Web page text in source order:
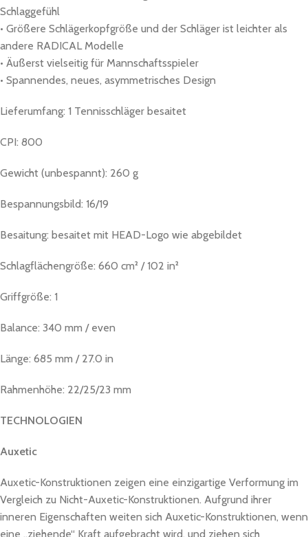
Schlaggefühl
• Größere Schlägerkopfgröße und der Schläger ist leichter als
andere RADICAL Modelle
• Äußerst vielseitig für Mannschaftsspieler
• Spannendes, neues, asymmetrisches Design
Lieferumfang: 1 Tennisschläger besaitet
CPI: 800
Gewicht (unbespannt): 260 g
Bespannungsbild: 16/19
Besaitung: besaitet mit HEAD-Logo wie abgebildet
Schlagflächengröße: 660 cm² / 102 in²
Griffgröße: 1
Balance: 340 mm / even
Länge: 685 mm / 27.0 in
Rahmenhöhe: 22/25/23 mm
TECHNOLOGIEN
Auxetic
Auxetic-Konstruktionen zeigen eine einzigartige Verformung im
Vergleich zu Nicht-Auxetic-Konstruktionen. Aufgrund ihrer
inneren Eigenschaften weiten sich Auxetic-Konstruktionen, wenn
eine „ziehende“ Kraft aufgebracht wird, und ziehen sich